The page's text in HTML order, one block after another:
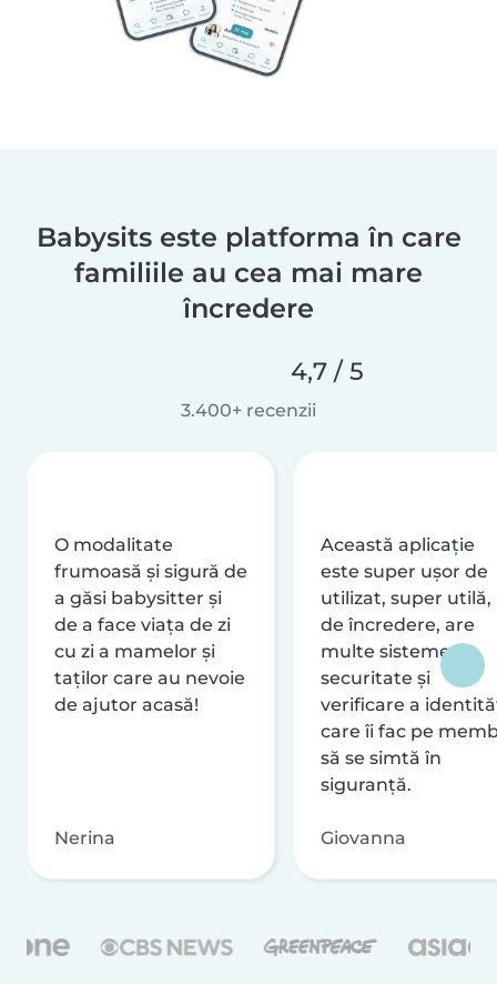
Babysits este platforma în care
familiile au cea mai mare
încredere
4,7 / 5
3.400+ recenzii
O modalitate
frumoasă și sigură de
a găsi babysitter și
de a face viața de zi
cu zi a mamelor și
taților care au nevoie
de ajutor acasă!
Nerina
Această aplicație
este super ușor de
utilizat, super utilă,
de încredere, are
multe sisteme de
securitate și
verificare a
care îi fac pe
să se simtă în
siguranță.
Giovanna